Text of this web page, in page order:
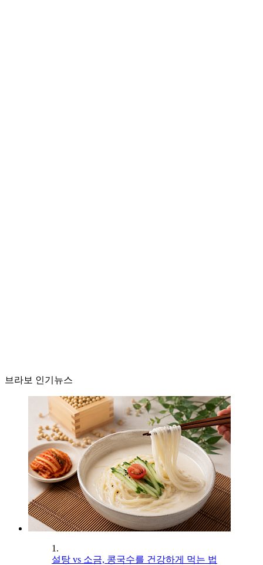
브라보 인기뉴스
1.
설탕 vs 소금, 콩국수를 건강하게 먹는 법